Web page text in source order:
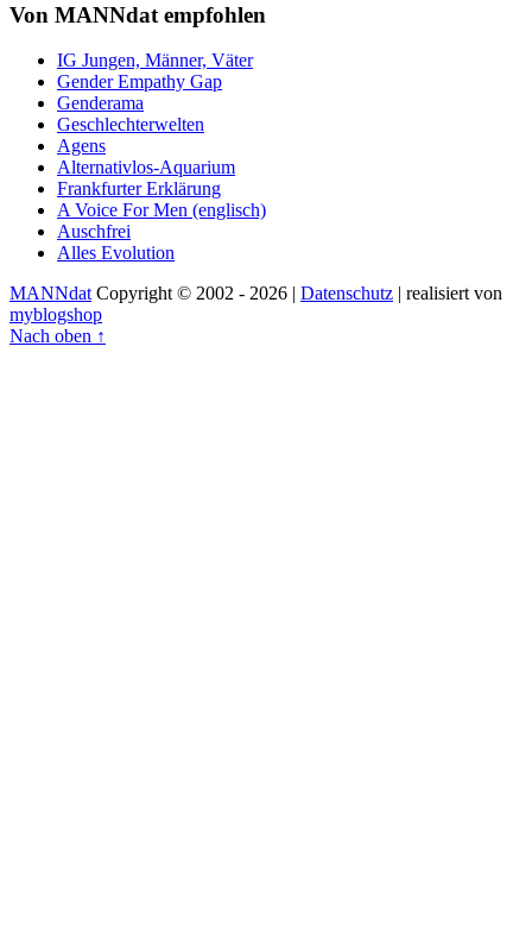
Von MANNdat empfohlen
IG Jungen, Männer, Väter
Gender Empathy Gap
Genderama
Geschlechterwelten
Agens
Alternativlos-Aquarium
Frankfurter Erklärung
A Voice For Men (englisch)
Auschfrei
Alles Evolution
MANNdat Copyright © 2002 - 2026 | Datenschutz | realisiert von
myblogshop
Nach oben ↑